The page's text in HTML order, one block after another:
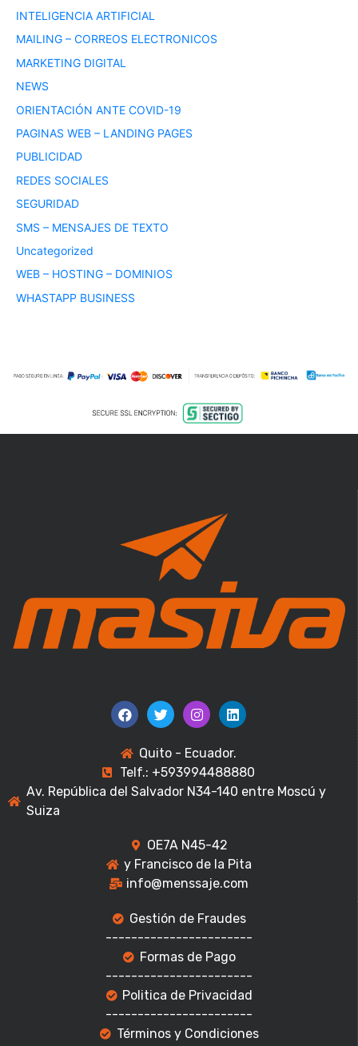
INTELIGENCIA ARTIFICIAL
MAILING – CORREOS ELECTRONICOS
MARKETING DIGITAL
NEWS
ORIENTACIÓN ANTE COVID-19
PAGINAS WEB – LANDING PAGES
PUBLICIDAD
REDES SOCIALES
SEGURIDAD
SMS – MENSAJES DE TEXTO
Uncategorized
WEB – HOSTING – DOMINIOS
WHASTAPP BUSINESS
Quito - Ecuador.
Telf.: +593994488880
Av. República del Salvador N34-140 entre Moscú y
Suiza
OE7A N45-42
y Francisco de la Pita
info@menssaje.com
Gestión de Fraudes
-----------------------
Formas de Pago
-----------------------
Politica de Privacidad
-----------------------
Términos y Condiciones